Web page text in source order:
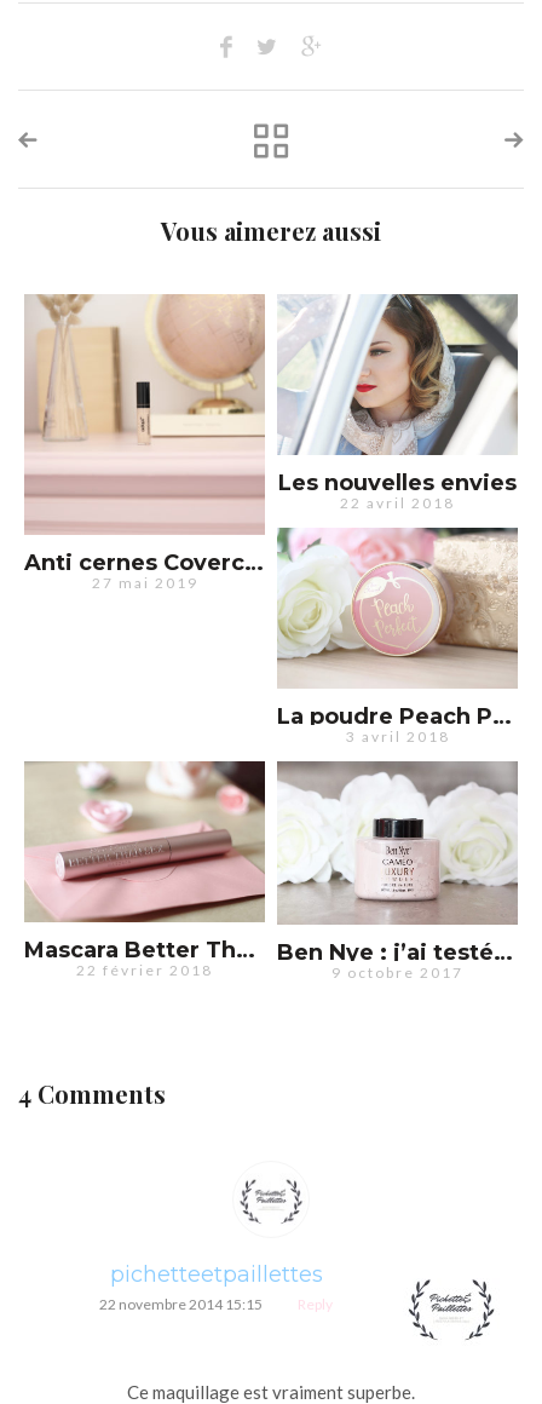
Vous aimerez aussi
Anti cernes Covercorrect d’Adopt : le secret d’un joli teint ?
27 mai 2019
Les nouvelles envies
22 avril 2018
La poudre Peach Perfect de Too Faced : petite déception
3 avril 2018
Mascara Better Than Sex de Too Faced : amour ou déception ?
22 février 2018
Ben Nye : j’ai testé la fameuse poudre de Kim Kardashian
9 octobre 2017
4 Comments
pichetteetpaillettes
22 novembre 2014 15:15 Reply
Ce maquillage est vraiment superbe.